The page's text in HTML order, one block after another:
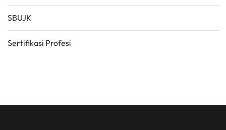
SBUJK
Sertifikasi Profesi